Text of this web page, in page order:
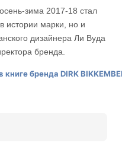
зима 2017-18 стал
истории марки, но и
дизайнера Ли Вуда
бренда.